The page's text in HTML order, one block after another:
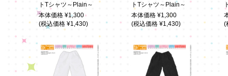
トTシャツ～Plain～
本体価格 ¥1,300
(税込価格 ¥1,430)
トTシャツ～Plain～
本体価格 ¥1,300
(税込価格 ¥1,430)
(